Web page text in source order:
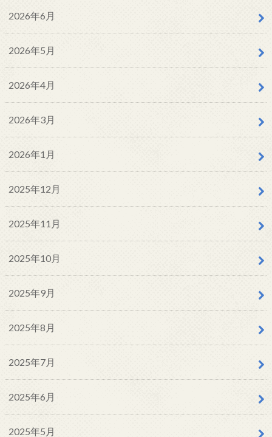
2026年6月
2026年5月
2026年4月
2026年3月
2026年1月
2025年12月
2025年11月
2025年10月
2025年9月
2025年8月
2025年7月
2025年6月
2025年5月